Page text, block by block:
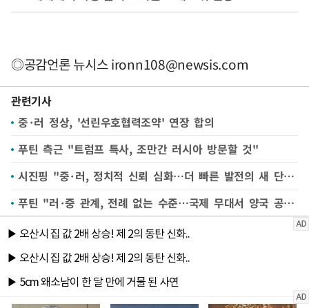
◎공감언론 뉴시스ironn108@newsis.com
관련기사
중·러 정상, '선린우호협력조약' 연장 합의
푸틴 측근 "트럼프 특사, 조만간 러시아 방문할 것"
시진핑 "중·러, 정치적 신뢰 심화…더 빠른 발전의 새 단계로"
푸틴 "러·중 관계, 전례 없는 수준…국제 무대서 양국 공조 필요"